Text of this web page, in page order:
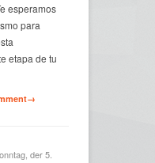
esperamos
para
etapa de tu
der 5.